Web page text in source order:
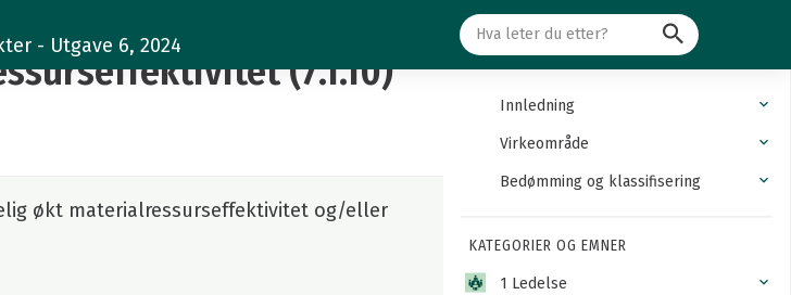
- Utgave 6, 2024 Søk
(7.1.10)
økt materialressurseffektivitet og/eller
Innledning
Virkeområde
Bedømming og klassifisering
KATEGORIER OG EMNER
1 Ledelse